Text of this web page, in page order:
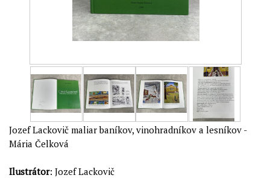
Jozef Lackovič maliar baníkov, vinohradníkov a lesníkov -
Mária Čelková
Ilustrátor: Jozef Lackovič